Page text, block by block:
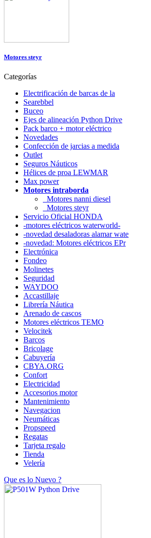
Motores steyr
Categorías
Electrificación de barcas de la
Searebbel
Buceo
Ejes de alineación Python Drive
Pack barco + motor eléctrico
Novedades
Confección de jarcias a medida
Outlet
Seguros Náuticos
Hélices de proa LEWMAR
Max power
Motores intraborda
Motores nanni diesel
Motores steyr
Servicio Oficial HONDA
-motores eléctricos waterworld-
-novedad desaladoras alamar wate
-novedad: Motores eléctricos EPr
Electrónica
Fondeo
Molinetes
Seguridad
WAYDOO
Accastillaje
Librería Náutica
Arenado de cascos
Motores eléctricos TEMO
Velocitek
Barcos
Bricolage
Cabuyería
CBYA.ORG
Confort
Electricidad
Accesorios motor
Mantenimiento
Navegacion
Neumáticas
Propspeed
Regatas
Tarjeta regalo
Tienda
Velería
Que es lo Nuevo ?